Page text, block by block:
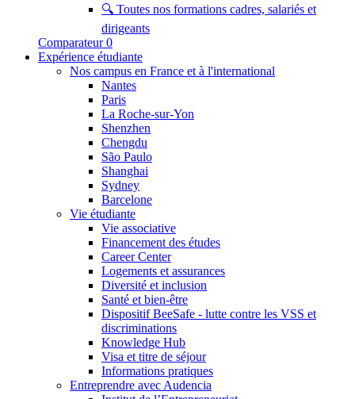
🔍 Toutes nos formations cadres, salariés et
dirigeants
Comparateur 0
Expérience étudiante
Nos campus en France et à l'international
Nantes
Paris
La Roche-sur-Yon
Shenzhen
Chengdu
São Paulo
Shanghai
Sydney
Barcelone
Vie étudiante
Vie associative
Financement des études
Career Center
Logements et assurances
Diversité et inclusion
Santé et bien-être
Dispositif BeeSafe - lutte contre les VSS et
discriminations
Knowledge Hub
Visa et titre de séjour
Informations pratiques
Entreprendre avec Audencia